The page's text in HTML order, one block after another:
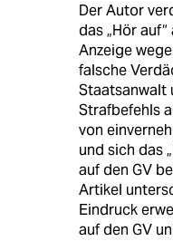
Der Autor
das „Hör
Anzeige
falsche
Staatsanwalt
Strafbefehls
von
und sich das
auf den GV
Artikel
Eindruck
auf den GV